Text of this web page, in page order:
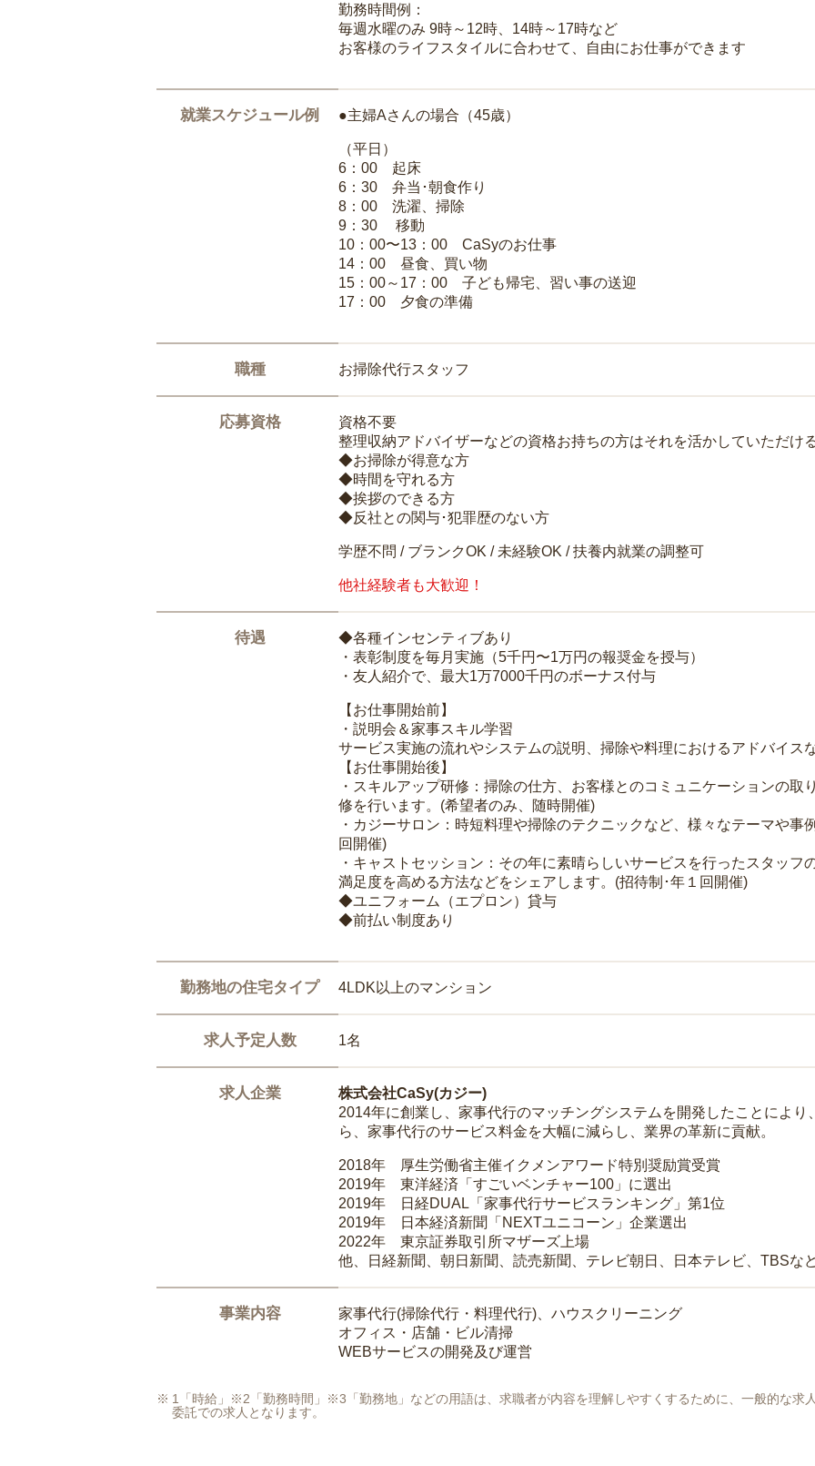
勤務時間例：
毎週水曜のみ 9時～12時、14時～17時など
お客様のライフスタイルに合わせて、自由にお仕事ができます
就業スケジュール例 ●主婦Aさんの場合（45歳）
（平日）
6：00 起床
6：30 弁当･朝食作り
8：00 洗濯、掃除
9：30 移動
10：00〜13：00 CaSyのお仕事
14：00 昼食、買い物
15：00～17：00 子ども帰宅、習い事の送迎
17：00 夕食の準備
職種 お掃除代行スタッフ
応募資格
資格不要
整理収納アドバイザーなどの資格お持ちの方はそれを活かしていただけ
◆お掃除が得意な方
◆時間を守れる方
◆挨拶のできる方
◆反社との関与･犯罪歴のない方
学歴不問 / ブランクOK / 未経験OK / 扶養内就業の調整可
他社経験者も大歓迎！
待遇
◆各種インセンティブあり
・表彰制度を毎月実施（5千円〜1万円の報奨金を授与）
・友人紹介で、最大1万7000千円のボーナス付与
【お仕事開始前】
・説明会＆家事スキル学習
サービス実施の流れやシステムの説明、掃除や料理におけるアドバイス
【お仕事開始後】
・スキルアップ研修：掃除の仕方、お客様とのコミュニケーションの
修を行います。(希望者のみ、随時開催)
・カジーサロン：時短料理や掃除のテクニックなど、様々なテーマや事
回開催)
・キャストセッション：その年に素晴らしいサービスを行ったスタッ
満足度を高める方法などをシェアします。(招待制･年１回開催)
◆ユニフォーム（エプロン）貸与
◆前払い制度あり
勤務地の住宅タイプ 4LDK以上のマンション
求人予定人数 1名
求人企業
株式会社CaSy(カジー)
2014年に創業し、家事代行のマッチングシステムを開発したことによ
ら、家事代行のサービス料金を大幅に減らし、業界の革新に貢献。
2018年 厚生労働省主催イクメンアワード特別奨励賞受賞
2019年 東洋経済「すごいベンチャー100」に選出
2019年 日経DUAL「家事代行サービスランキング」第1位
2019年 日本経済新聞「NEXTユニコーン」企業選出
2022年 東京証券取引所マザーズ上場
他、日経新聞、朝日新聞、読売新聞、テレビ朝日、日本テレビ、TBSな
事業内容
家事代行(掃除代行・料理代行)、ハウスクリーニング
オフィス・店舗・ビル清掃
WEBサービスの開発及び運営
1「時給」※2「勤務時間」※3「勤務地」などの用語は、求職者が内容を理解しやすくするために、一般的な求
委託での求人となります。